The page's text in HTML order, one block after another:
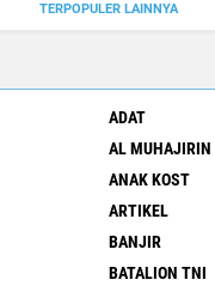
TERPOPULER LAINNYA
ADAT
AL MUHAJIRIN
ANAK KOST
ARTIKEL
BANJIR
BATALION TNI